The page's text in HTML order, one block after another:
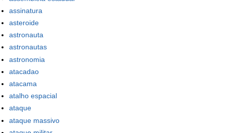
assinatura
asteroide
astronauta
astronautas
astronomia
atacadao
atacama
atalho espacial
ataque
ataque massivo